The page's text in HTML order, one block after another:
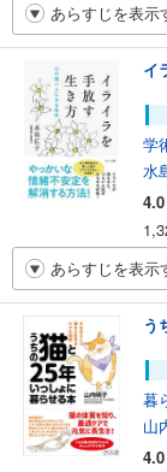
あらすじを表示
イ
学
水
4.0
あらすじを表示
う
暮
山
4.0